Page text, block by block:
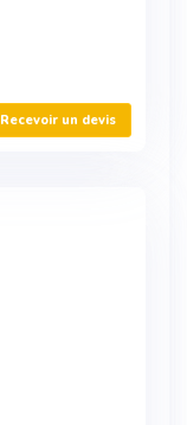
Recevoir un devis